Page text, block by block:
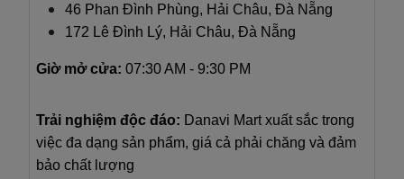
46 Phan Đình Phùng, Hải Châu, Đà Nẵng
172 Lê Đình Lý, Hải Châu, Đà Nẵng
Giờ mở cửa: 07:30 AM - 9:30 PM
Trải nghiệm độc đáo: Danavi Mart xuất sắc trong
việc đa dạng sản phẩm, giá cả phải chăng và đảm
bảo chất lượng